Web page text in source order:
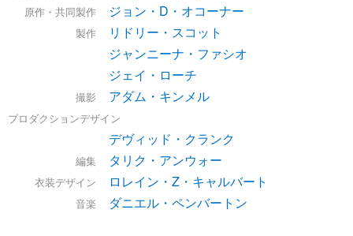
原作・共同製作 ジョン・D・オコーナー
製作
リドリー・スコット
ジャンニーナ・ファシオ
ジェイ・ローチ
撮影 アダム・キンメル
プロダクションデザイン
デヴィッド・クランク
編集 タリク・アンウォー
衣装デザイン ロレイン・Z・キャルバート
音楽 ダニエル・ペンバートン